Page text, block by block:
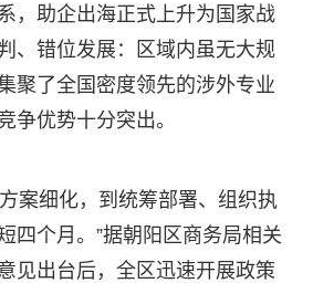
，助企出海正式上升为国家战
、错位发展：区域内虽无大规
聚了全国密度领先的涉外专业
争优势十分突出。
案细化，到统筹部署、组织执
四个月。”据朝阳区商务局相关
见出台后，全区迅速开展政策